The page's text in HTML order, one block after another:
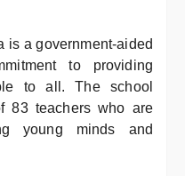
is a government-aided
to providing
to all. The school
83 teachers who are
young minds and